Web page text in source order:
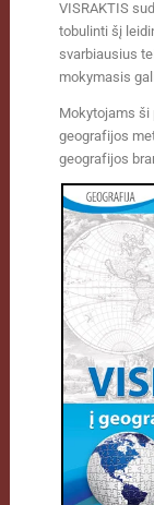
VISRAKTIS
tobulinti šį
svarbiausius
mokymasis
Mokytojams ši
geografijos
geografijos